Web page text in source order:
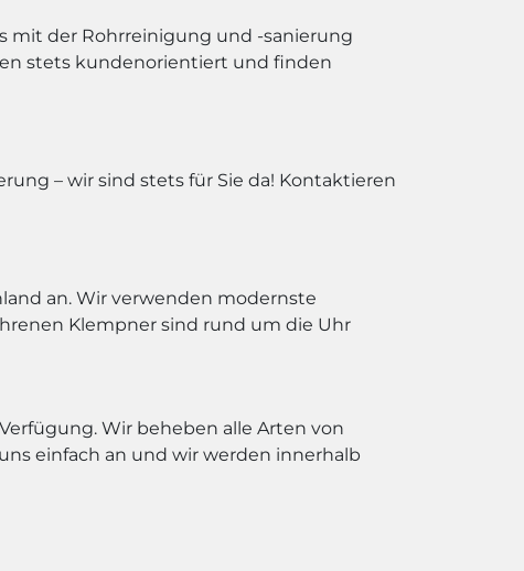
mit der Rohrreinigung und -sanierung
stets kundenorientiert und finden
– wir sind stets für Sie da! Kontaktieren
an. Wir verwenden modernste
Klempner sind rund um die Uhr
Wir beheben alle Arten von
einfach an und wir werden innerhalb